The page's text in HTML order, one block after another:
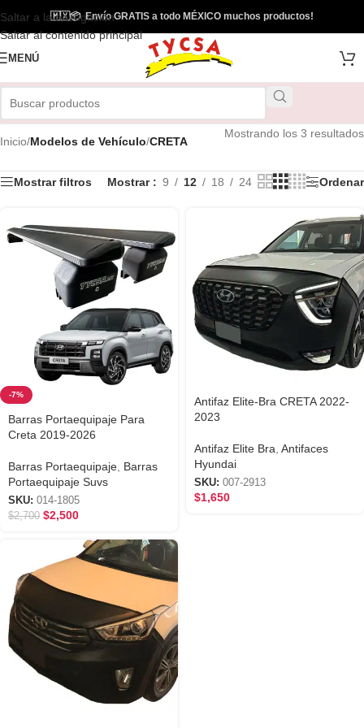
Saltar a la navegación
Saltar al contenido principal
🇲🇽📦Envío GRATIS a todo MÉXICO muchos productos!
MENÚ
Inicio/Modelos de Vehículo/CRETA
Mostrando los 3 resultados
Mostrar filtros Mostrar 9 12 18 24 Ordenar
-7%
Barras Portaequipaje Para
Creta 2019-2026
Barras Portaequipaje Barras
Portaequipaje Suvs
SKU: 014-1805
$2,700 $2,500
Antifaz Elite-Bra CRETA 2022-
2023
Antifaz Elite Bra Antifaces
Hyundai
SKU: 007-2913
$1,650